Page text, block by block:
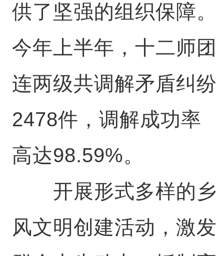
供了坚强的组织保障。
今年上半年，十二师团
连两级共调解矛盾纠纷
2478件，调解成功率
高达98.59%。
开展形式多样的乡
风文明创建活动，激发